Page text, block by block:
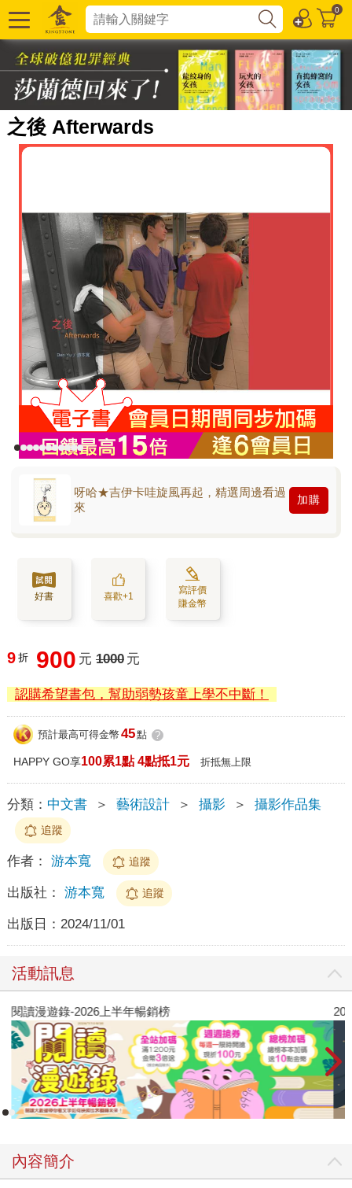
0
之後 Afterwards
呀哈★吉伊卡哇旋風再起，精選周邊看過
來
加購
好書 喜歡+1
寫評價
賺金幣
9 折 900 元 1000 元
認購希望書包，幫助弱勢孩童上學不中斷！
預計最高可得金幣 45點 ?
HAPPY GO享100累1點 4點抵1元 折抵無上限
分類： 中文書 ＞ 藝術設計 ＞ 攝影 ＞ 攝影作品集
追蹤
作者： 游本寬 追蹤
出版社： 游本寬 追蹤
出版日： 2024/11/01
活動訊息
閱讀漫遊錄-2026上半年暢銷榜
內容簡介